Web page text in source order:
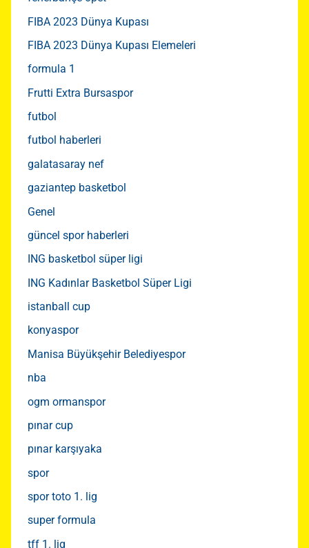
FIBA 2023 Dünya Kupası
FIBA 2023 Dünya Kupası Elemeleri
formula 1
Frutti Extra Bursaspor
futbol
futbol haberleri
galatasaray nef
gaziantep basketbol
Genel
güncel spor haberleri
ING basketbol süper ligi
ING Kadınlar Basketbol Süper Ligi
istanball cup
konyaspor
Manisa Büyükşehir Belediyespor
nba
ogm ormanspor
pınar cup
pınar karşıyaka
spor
spor toto 1. lig
super formula
tff 1. lig